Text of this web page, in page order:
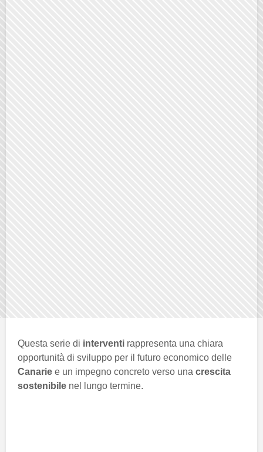
Questa serie di interventi rappresenta una chiara
opportunità di sviluppo per il futuro economico delle
Canarie e un impegno concreto verso una crescita
sostenibile nel lungo termine.